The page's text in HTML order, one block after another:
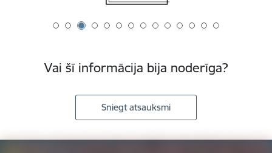
Vai šī informācija bija noderīga?
Sniegt atsauksmi